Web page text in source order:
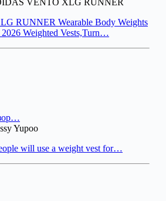
VENTO XLG RUNNER
RUNNER Wearable Body Weights
Weighted Vests,Turn…
Yupoo
will use a weight vest for…